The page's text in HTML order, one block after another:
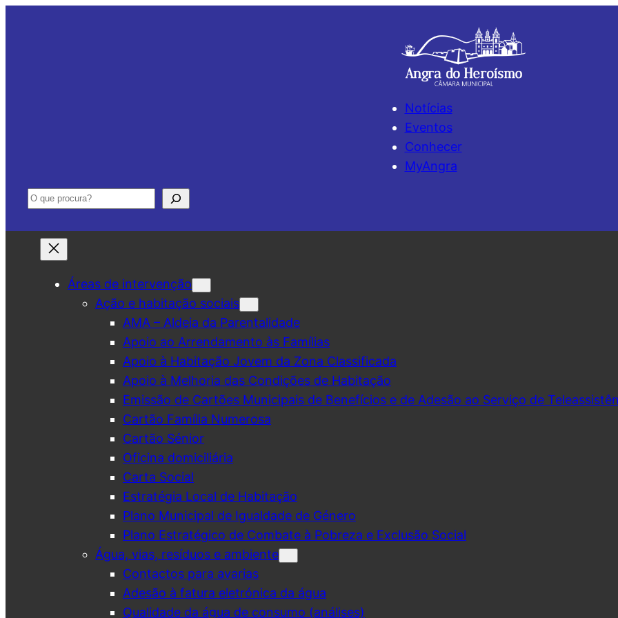
Notícias
Eventos
Conhecer
MyAngra
Pesquisar
Áreas de intervenção
Ação e habitação sociais
AMA – Aldeia da Parentalidade
Apoio ao Arrendamento às Famílias
Apoio à Habitação Jovem da Zona Classificada
Apoio à Melhoria das Condições de Habitação
Emissão de Cartões Municipais de Benefícios e de Adesão ao Serviço de
Cartão Família Numerosa
Cartão Sénior
Oficina domiciliária
Carta Social
Estratégia Local de Habitação
Plano Municipal de Igualdade de Género
Plano Estratégico de Combate à Pobreza e Exclusão Social
Água, vias, resíduos e ambiente
Contactos para avarias
Adesão à fatura eletrónica da água
Qualidade da água de consumo (análises)